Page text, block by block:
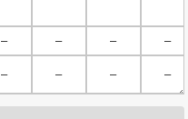
－ － － －
－ － － －